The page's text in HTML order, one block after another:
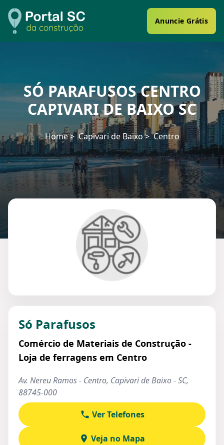
Anuncie Grátis
SÓ PARAFUSOS CENTRO
CAPIVARI DE BAIXO SC
Home Capivari de Baixo Centro
Só Parafusos
Comércio de Materiais de Construção -
Loja de ferragens em Centro
Av. Nereu Ramos - Centro, Capivari de Baixo - SC,
88745-000
Ver Telefones
Veja no Mapa